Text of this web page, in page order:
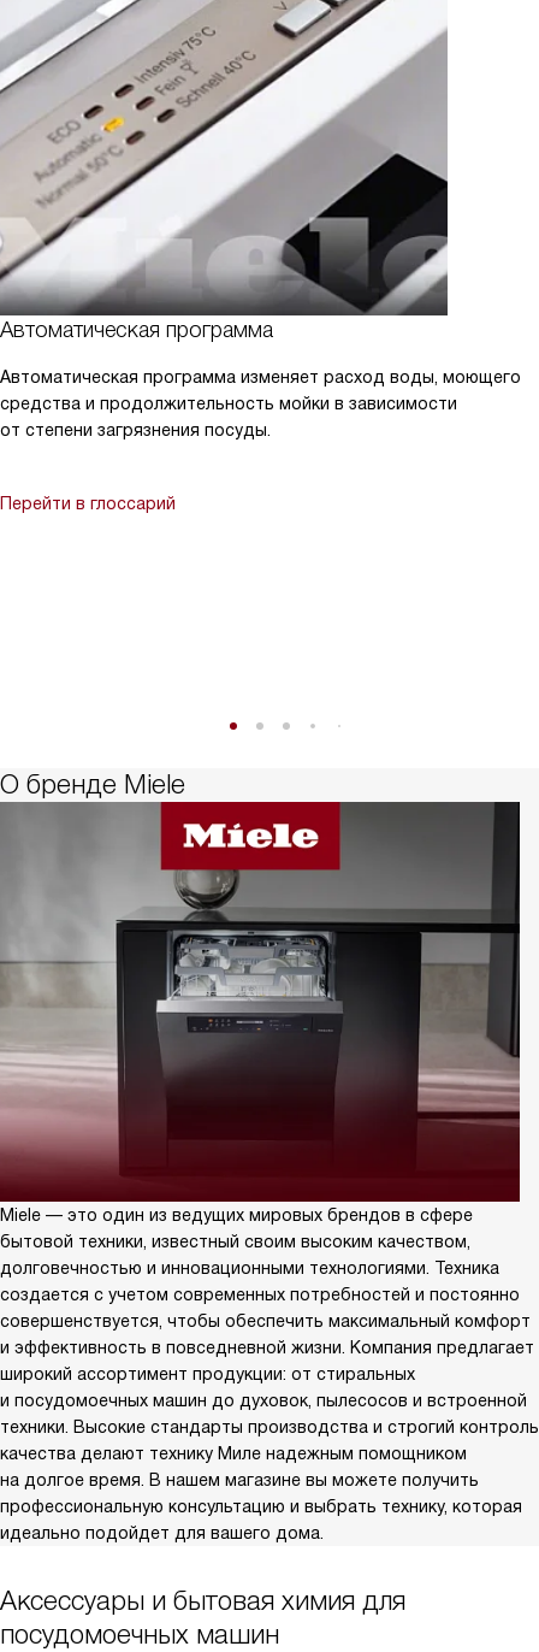
Автоматическая программа
Автоматическая программа изменяет расход воды, моющего
средства и продолжительность мойки в зависимости
от степени загрязнения посуды.
Перейти в глоссарий
О бренде Miele
Miele — это один из ведущих мировых брендов в сфере
бытовой техники, известный своим высоким качеством,
долговечностью и инновационными технологиями. Техника
создается с учетом современных потребностей и постоянно
совершенствуется, чтобы обеспечить максимальный комфорт
и эффективность в повседневной жизни. Компания предлагает
широкий ассортимент продукции: от стиральных
и посудомоечных машин до духовок, пылесосов и встроенной
техники. Высокие стандарты производства и строгий контроль
качества делают технику Миле надежным помощником
на долгое время. В нашем магазине вы можете получить
профессиональную консультацию и выбрать технику, которая
идеально подойдет для вашего дома.
Аксессуары и бытовая химия для
посудомоечных машин